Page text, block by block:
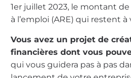
1er juillet 2023, le montant de
à l’emploi (ARE) qui restent
Vous avez un projet de
financières dont vous
qui vous guidera pas à pas